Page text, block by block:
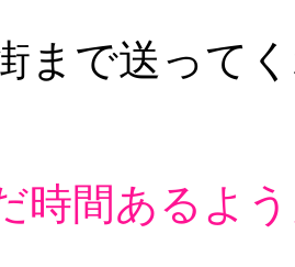
まで送って
時間あるよ